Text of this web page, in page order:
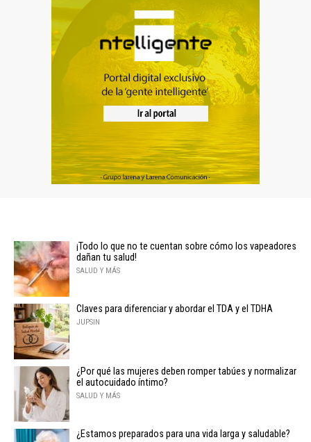
¡Todo lo que no te cuentan sobre cómo los vapeadores
dañan tu salud!
SALUD Y MÁS
Claves para diferenciar y abordar el TDA y el TDHA
JUPSIN
¿Por qué las mujeres deben romper tabúes y normalizar
el autocuidado íntimo?
SALUD Y MÁS
¿Estamos preparados para una vida larga y saludable?